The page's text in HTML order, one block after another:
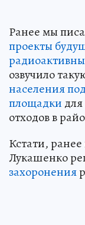
Ранее мы
проекты
озвучило
населения
площадки
отходов в
Кстати,
Лукашенко
захоронения